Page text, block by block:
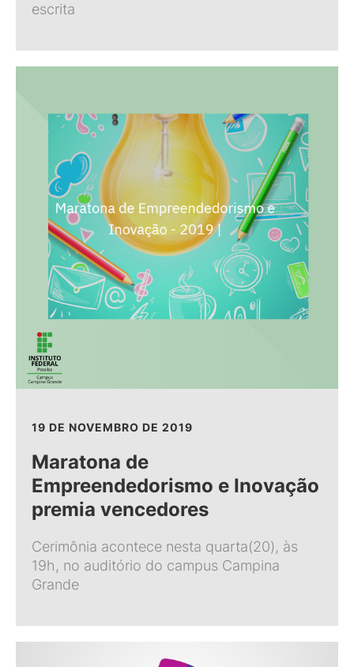
escrita
19 DE NOVEMBRO DE 2019
Maratona de
Empreendedorismo e Inovação
premia vencedores
Cerimônia acontece nesta quarta(20), às
19h, no auditório do campus Campina
Grande